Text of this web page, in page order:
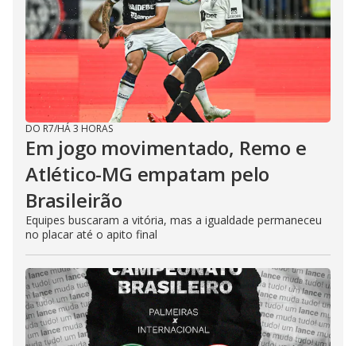
DO R7/HÁ 3 HORAS
Em jogo movimentado, Remo e
Atlético-MG empatam pelo
Brasileirão
Equipes buscaram a vitória, mas a igualdade permaneceu
no placar até o apito final